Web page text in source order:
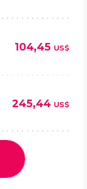
104,45 US$
245,44 US$